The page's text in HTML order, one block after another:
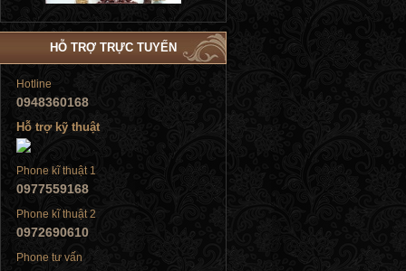
Tủ đứng
Tủ đứng
HỖ TRỢ TRỰC TUYẾN
Hotline
0948360168
Hỗ trợ kỹ thuật
Phone kĩ thuật 1
0977559168
Phone kĩ thuật 2
0972690610
Phone tư vấn